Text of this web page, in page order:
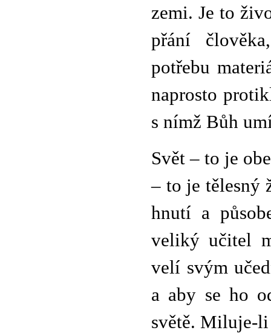
zemi. Je to
přání
potřebu
naprosto
s nímž Bůh
Svět – to je
– to je tělesný
hnutí a
veliký učitel
velí svým
a aby se ho
světě. Miluje-li